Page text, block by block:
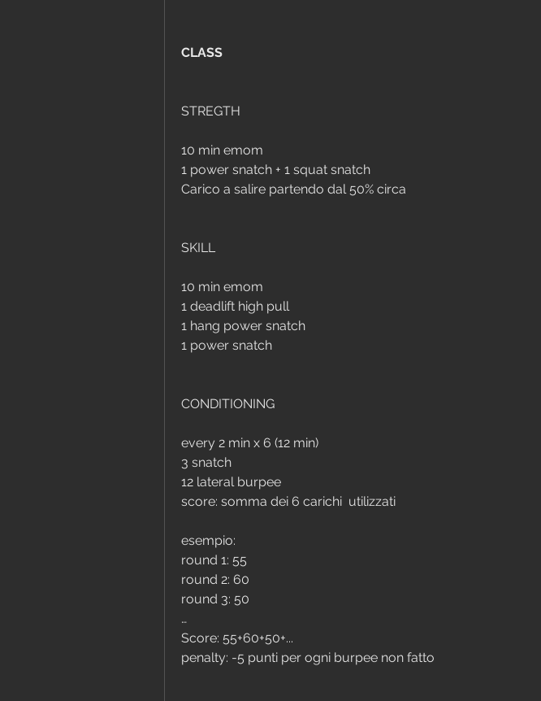
CLASS
STREGTH
10 min emom
1 power snatch + 1 squat snatch
Carico a salire partendo dal 50% circa
SKILL
10 min emom
1 deadlift high pull
1 hang power snatch
1 power snatch
CONDITIONING
every 2 min x 6 (12 min)
3 snatch
12 lateral burpee
score: somma dei 6 carichi  utilizzati
esempio:
round 1: 55
round 2: 60
round 3: 50
…
Score: 55+60+50+...
penalty: -5 punti per ogni burpee non fatto